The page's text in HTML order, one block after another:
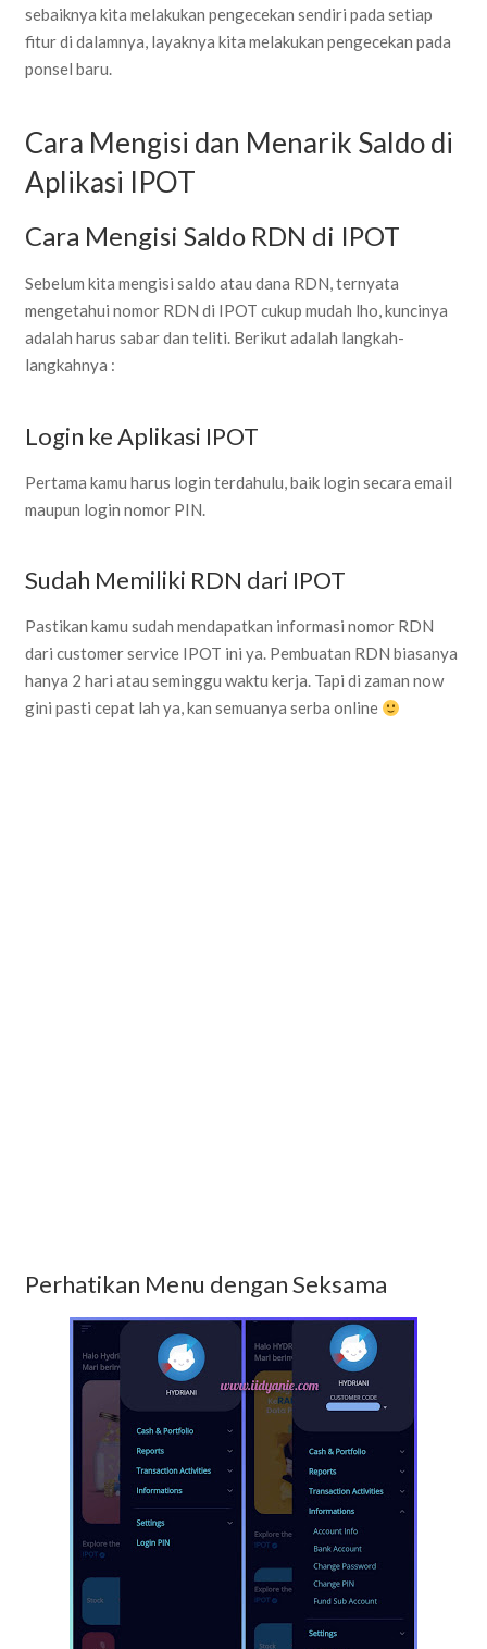
sebaiknya kita melakukan pengecekan sendiri pada setiap
fitur di dalamnya, layaknya kita melakukan pengecekan pada
ponsel baru.
Cara Mengisi dan Menarik Saldo di
Aplikasi IPOT
Cara Mengisi Saldo RDN di IPOT
Sebelum kita mengisi saldo atau dana RDN, ternyata
mengetahui nomor RDN di IPOT cukup mudah lho, kuncinya
adalah harus sabar dan teliti. Berikut adalah langkah-
langkahnya :
Login ke Aplikasi IPOT
Pertama kamu harus login terdahulu, baik login secara email
maupun login nomor PIN.
Sudah Memiliki RDN dari IPOT
Pastikan kamu sudah mendapatkan informasi nomor RDN
dari customer service IPOT ini ya. Pembuatan RDN biasanya
hanya 2 hari atau seminggu waktu kerja. Tapi di zaman now
gini pasti cepat lah ya, kan semuanya serba online
Perhatikan Menu dengan Seksama